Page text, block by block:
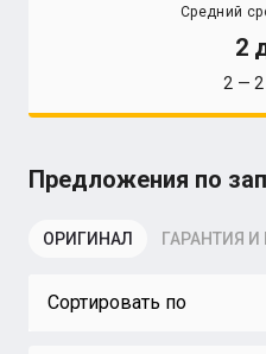
Средний
2
2 —
Предложения по
ОРИГИНАЛ ГАРАНТИЯ И
Сортировать по